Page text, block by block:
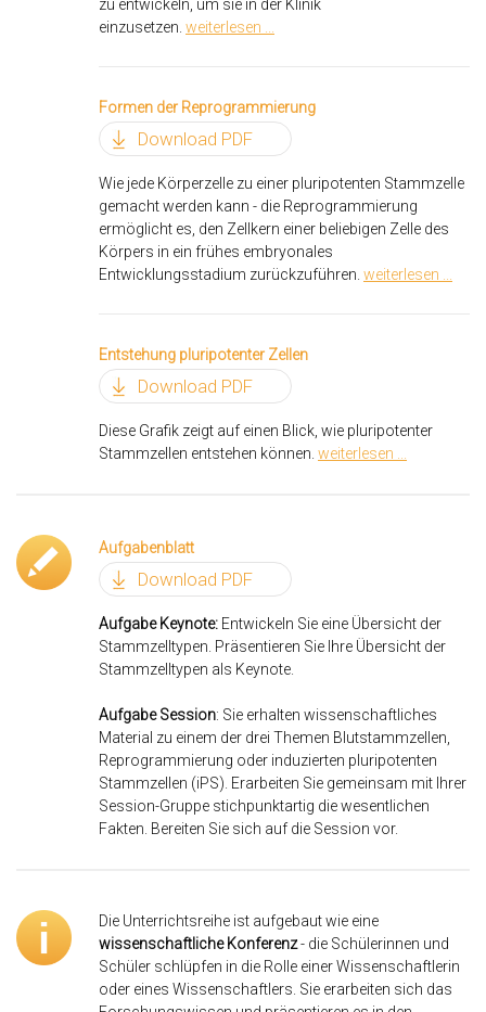
zu entwickeln, um sie in der Klinik
einzusetzen. weiterlesen ...
Formen der Reprogrammierung
Download PDF
Wie jede Körperzelle zu einer pluripotenten Stammzelle
gemacht werden kann - die Reprogrammierung
ermöglicht es, den Zellkern einer beliebigen Zelle des
Körpers in ein frühes embryonales
Entwicklungsstadium zurückzuführen. weiterlesen ...
Entstehung pluripotenter Zellen
Download PDF
Diese Grafik zeigt auf einen Blick, wie pluripotenter
Stammzellen entstehen können. weiterlesen ...
Aufgabenblatt
Download PDF
Aufgabe Keynote: Entwickeln Sie eine Übersicht der
Stammzelltypen. Präsentieren Sie Ihre Übersicht der
Stammzelltypen als Keynote.
Aufgabe Session: Sie erhalten wissenschaftliches
Material zu einem der drei Themen Blutstammzellen,
Reprogrammierung oder induzierten pluripotenten
Stammzellen (iPS). Erarbeiten Sie gemeinsam mit Ihrer
Session-Gruppe stichpunktartig die wesentlichen
Fakten. Bereiten Sie sich auf die Session vor.
Die Unterrichtsreihe ist aufgebaut wie eine
wissenschaftliche Konferenz- die Schülerinnen und
Schüler schlüpfen in die Rolle einer Wissenschaftlerin
oder eines Wissenschaftlers. Sie erarbeiten sich das